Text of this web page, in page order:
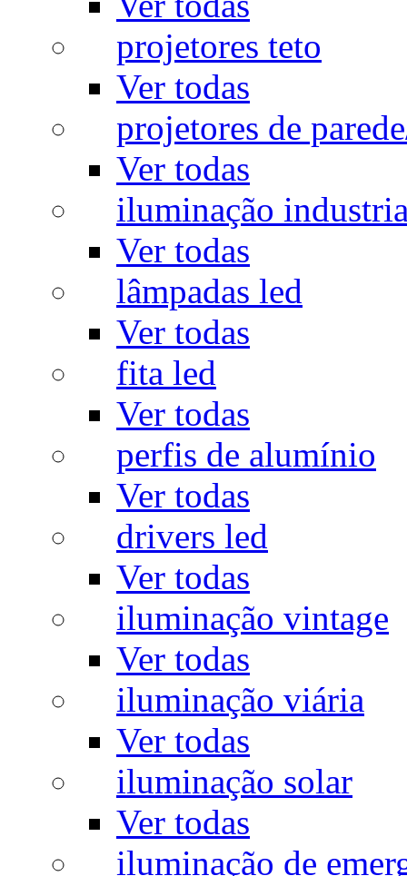
projetores teto
Ver todas
projetores de
Ver todas
iluminação
Ver todas
lâmpadas led
Ver todas
fita led
Ver todas
perfis de alumínio
Ver todas
drivers led
Ver todas
iluminação vintage
Ver todas
iluminação viária
Ver todas
iluminação solar
Ver todas
iluminação de